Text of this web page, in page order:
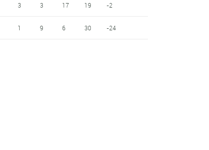
3 3 17 19 -2
1 9 6 30 -24